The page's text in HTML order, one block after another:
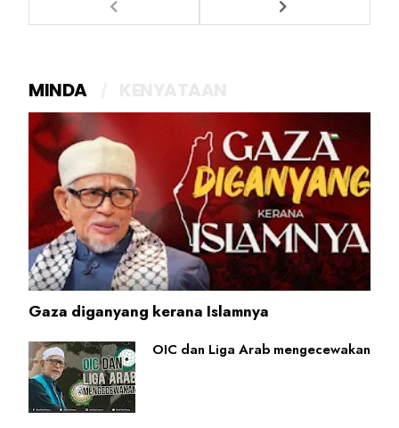
MINDA
Gaza diganyang kerana Islamnya
OIC dan Liga Arab mengecewakan